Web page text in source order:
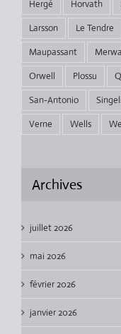
Hergé
Horvath
Larsson
Le Tendre
Maupassant
Orwell
Plossu
San-Antonio
Verne
Wells
Archives
juillet 2026
mai 2026
février 2026
janvier 2026